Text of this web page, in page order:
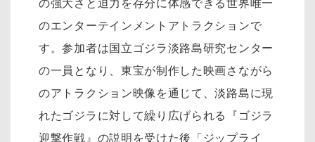
の強大さと迫力を存分に体感できる世界唯一
のエンターテインメントアトラクションで
す。参加者は国立ゴジラ淡路島研究センター
の一員となり、東宝が制作した映画さながら
のアトラクション映像を通じて、淡路島に現
れたゴジラに対して繰り広げられる『ゴジラ
迎撃作戦』の説明を受けた後「ジップライ